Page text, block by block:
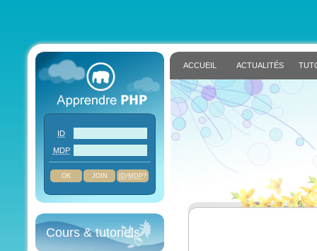
ACCUEIL ACTUALITÉS
ID
MDP
JOIN ID/MDP?
Cours & tutoriels